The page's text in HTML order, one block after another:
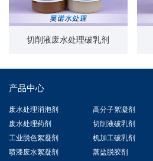
切削液废水处理破乳剂
产品中心
废水处理消泡剂
废水处理药剂
工业脱色絮凝剂
喷漆废水絮凝剂
高分子絮凝剂
切削液破乳剂
机加工破乳剂
蒸盐脱胶剂